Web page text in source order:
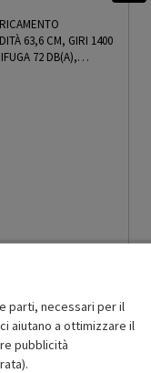
63,6 CM, GIRI 1400
72 DB(A),
ricondizionato.
parti, necessari per il
aiutano a ottimizzare il
pubblicità